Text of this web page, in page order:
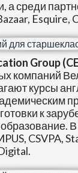
а среди
Esquire,
Group
компаний
курсы
к
В
CSVPA,